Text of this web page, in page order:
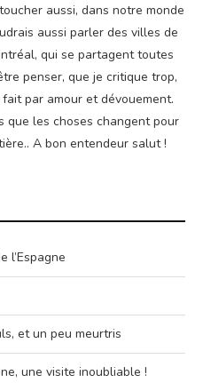
aussi, dans notre monde
aussi parler des villes de
qui se partagent toutes
penser, que je critique trop,
par amour et dévouement.
que les choses changent pour
A bon entendeur salut !
l’Espagne
et un peu meurtris
une visite inoubliable !